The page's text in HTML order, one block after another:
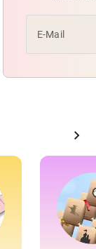
E-Mail
chevron_right